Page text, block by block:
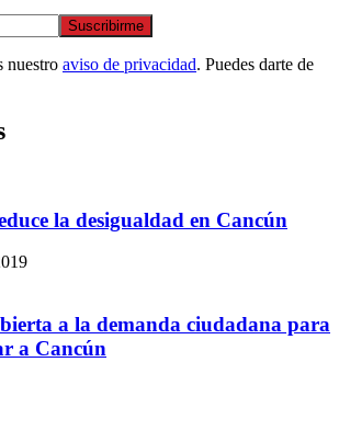
Suscribirme
nuestro aviso de privacidad. Puedes darte de
la desigualdad en Cancún
a la demanda ciudadana para
a Cancún